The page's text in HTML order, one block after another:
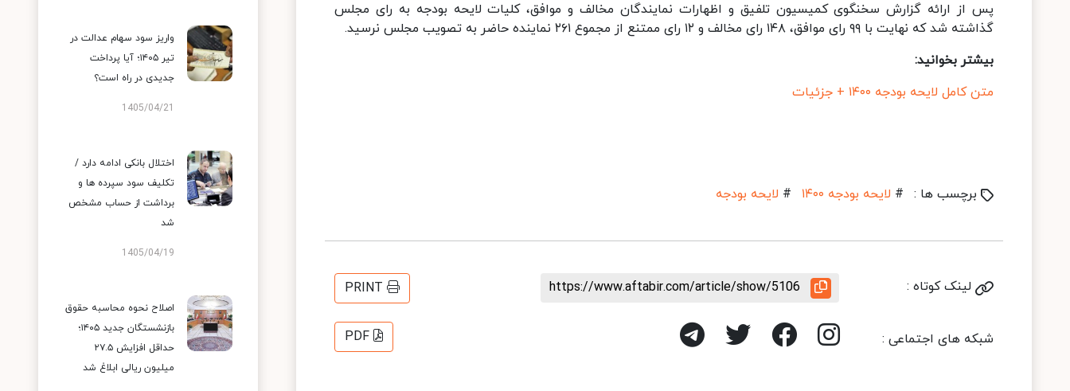
پس از ارائه گزارش سخنگوی کمیسیون تلفیق و اظهارات نمایندگان مخالف و موافق، کلیات لایحه بودجه به رای مجلس
گذاشته شد که نهایت با ۹۹ رای موافق، ۱۴۸ رای مخالف و ۱۲ رای ممتنع از مجموع ٢۶١ نماینده حاضر به تصویب مجلس نرسید.
بیشتر بخوانید:
متن کامل لایحه بودجه ۱۴۰۰ + جزئیات
برچسب ها : # لایحه بودجه ۱۴۰۰ # لایحه بودجه
لینک کوتاه : https://www.aftabir.com/article/show/5106
PRINT
شبکه های اجتماعی : PDF
واریز سود سهام عدالت در
تیر ۱۴۰۵؛ آیا پرداخت
جدیدی در راه است؟
1405/04/21
اختلال بانکی ادامه دارد /
تکلیف سود سپرده ها و
برداشت از حساب مشخص
شد
1405/04/19
اصلاح نحوه محاسبه حقوق
بازنشستگان جدید ۱۴۰۵؛
حداقل افزایش ۲۷.۵
میلیون ریالی ابلاغ شد